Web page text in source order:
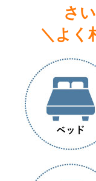
さ
＼よく